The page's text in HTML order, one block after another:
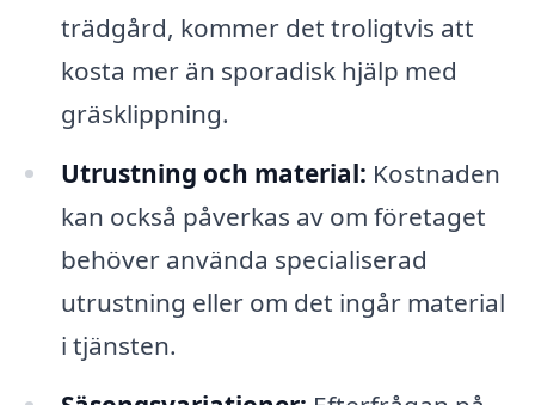
trädgård, kommer det troligtvis att
kosta mer än sporadisk hjälp med
gräsklippning.
Utrustning och material: Kostnaden
kan också påverkas av om företaget
behöver använda specialiserad
utrustning eller om det ingår material
i tjänsten.